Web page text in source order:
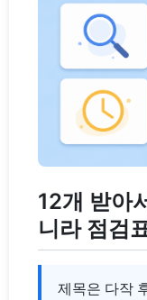
12개 받아
니라 점검
제목은 다작